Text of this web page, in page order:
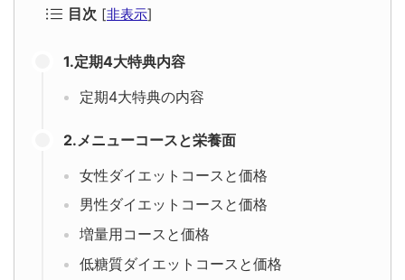
目次 [非表示]
1.定期4大特典内容
定期4大特典の内容
2.メニューコースと栄養面
女性ダイエットコースと価格
男性ダイエットコースと価格
増量用コースと価格
低糖質ダイエットコースと価格